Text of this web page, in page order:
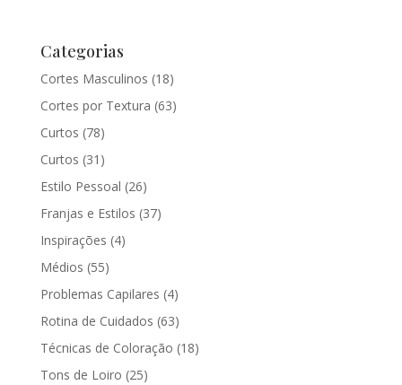
Categorias
Cortes Masculinos (18)
Cortes por Textura (63)
Curtos (78)
Curtos (31)
Estilo Pessoal (26)
Franjas e Estilos (37)
Inspirações (4)
Médios (55)
Problemas Capilares (4)
Rotina de Cuidados (63)
Técnicas de Coloração (18)
Tons de Loiro (25)